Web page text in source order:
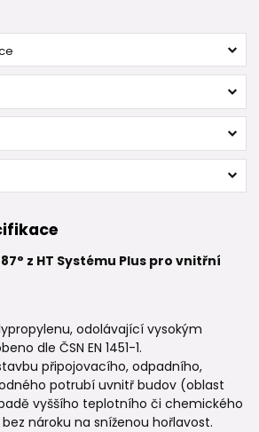
z HT Systému Plus pro vnitřní
odolávající vysokým
dle ČSN EN 1451-1.
připojovacího, odpadního,
potrubí uvnitř budov (oblast
vyššího teplotního či chemického
nároku na sníženou hořlavost.